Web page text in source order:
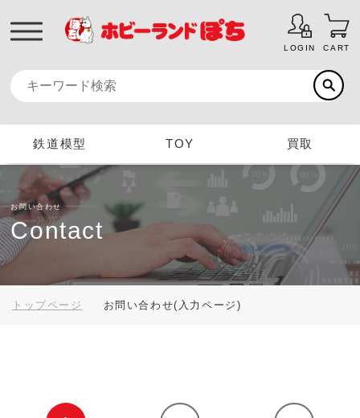
LOGIN CART
鉄道模型 TOY 買取
お問い合わせ
Contact
トップページ お問い合わせ(入力ページ)